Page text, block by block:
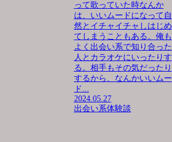
って歌っていた時なんか
は、いいムードになって自
然とイチャイチャしはじめ
てしまうこともある。俺も
よく出会い系で知り合った
人とカラオケにいったりす
る。相手もその気だったり
するから、なんかいいムー
ド...
2024.05.27
出会い系体験談